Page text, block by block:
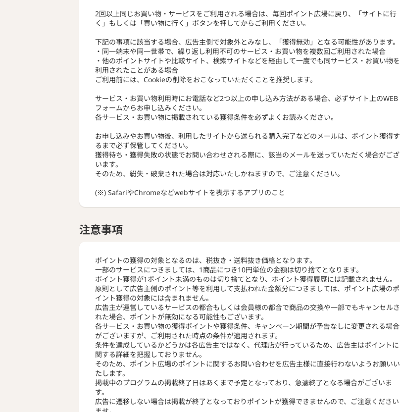
2回以上同じお買い物・サービスをご利用される場合は、毎回ポイント広場に戻り、「サイトに行
く」もしくは「買い物に行く」ボタンを押してからご利用ください。
下記の事項に該当する場合、広告主側で対象外とみなし、「獲得無効」となる可能性があります。
・同一端末や同一世帯で、繰り返し利用不可のサービス・お買い物を複数回ご利用された場合
・他のポイントサイトや比較サイト、検索サイトなどを経由して一度でも同サービス・お買い物を
利用されたことがある場合
ご利用前には、Cookieの削除をおこなっていただくことを推奨します。
サービス・お買い物利用時にお電話など2つ以上の申し込み方法がある場合、必ずサイト上のWEB
フォームからお申し込みください。
各サービス・お買い物に掲載されている獲得条件を必ずよくお読みください。
お申し込みやお買い物後、利用したサイトから送られる購入完了などのメールは、ポイント獲得す
るまで必ず保管してください。
獲得待ち・獲得失敗の状態でお問い合わせされる際に、該当のメールを送っていただく場合がござ
います。
そのため、紛失・破棄された場合は対応いたしかねますので、ご注意ください。
(※) SafariやChromeなどwebサイトを表示するアプリのこと
注意事項
ポイントの獲得の対象となるのは、税抜き・送料抜き価格となります。
一部のサービスにつきましては、1商品につき10円単位の金額は切り捨てとなります。
ポイント獲得が1ポイント未満のものは切り捨てとなり、ポイント獲得履歴には記載されません。
原則として広告主側のポイント等を利用して支払われた金額分につきましては、ポイント広場のポ
イント獲得の対象には含まれません。
広告主が運営しているサービスの都合もしくは会員様の都合で商品の交換や一部でもキャンセルさ
れた場合、ポイントが無効になる可能性もございます。
各サービス・お買い物の獲得ポイントや獲得条件、キャンペーン期間が予告なしに変更される場合
がございますが、ご利用された時点の条件が適用されます。
条件を達成しているかどうかは各広告主ではなく、代理店が行っているため、広告主はポイントに
関する詳細を把握しておりません。
そのため、ポイント広場のポイントに関するお問い合わせを広告主様に直接行わないようお願いい
たします。
掲載中のプログラムの掲載終了日はあくまで予定となっており、急遽終了となる場合がございま
す。
広告に遷移しない場合は掲載が終了となっておりポイントが獲得できませんので、ご注意ください